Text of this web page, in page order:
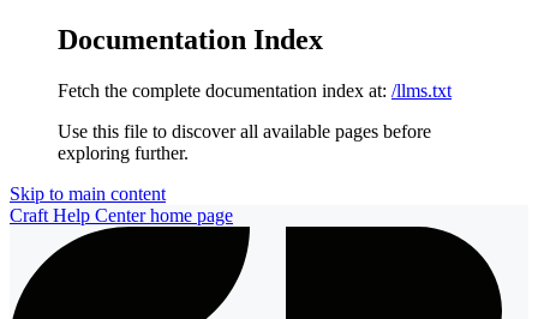
Documentation Index
Fetch the complete documentation index at: /llms.txt
Use this file to discover all available pages before
exploring further.
Skip to main content
Craft Help Centerhome page